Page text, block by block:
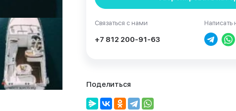
Связаться с нами
+7 812 200-91-63
Написать
Поделиться